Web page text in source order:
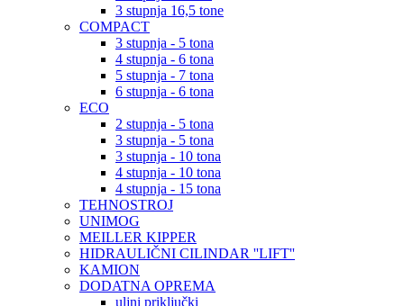
3 stupnja 16,5 tone
COMPACT
3 stupnja - 5 tona
4 stupnja - 6 tona
5 stupnja - 7 tona
6 stupnja - 6 tona
ECO
2 stupnja - 5 tona
3 stupnja - 5 tona
3 stupnja - 10 tona
4 stupnja - 10 tona
4 stupnja - 15 tona
TEHNOSTROJ
UNIMOG
MEILLER KIPPER
HIDRAULIČNI CILINDAR ''LIFT''
KAMION
DODATNA OPREMA
uljni priključki